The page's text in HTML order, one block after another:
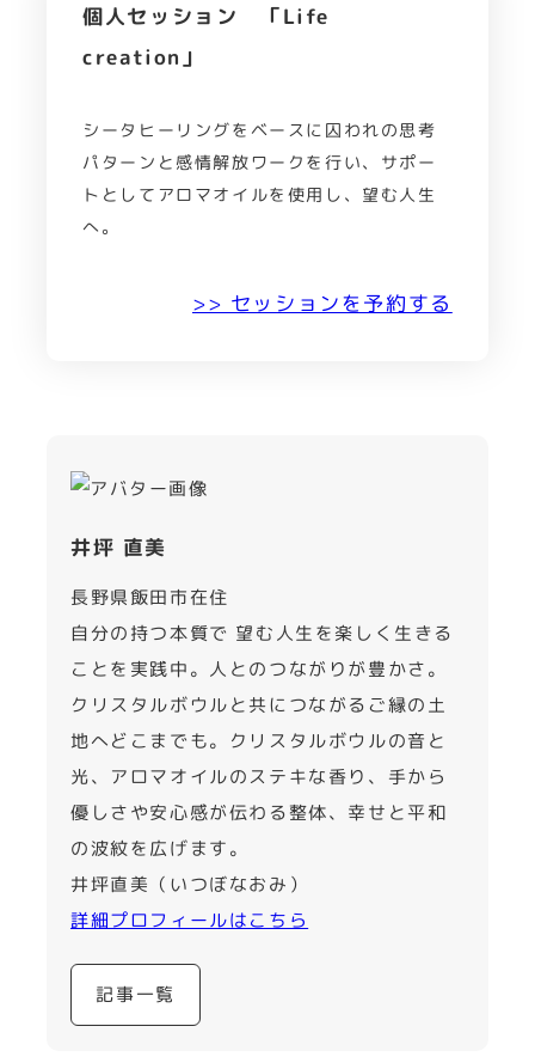
個人セッション 「Life
creation」
シータヒーリングをベースに囚われの思考
パターンと感情解放ワークを行い、サポー
トとしてアロマオイルを使用し、望む人生
へ。
>> セッションを予約する
井坪 直美
長野県飯田市在住
自分の持つ本質で 望む人生を楽しく生きる
ことを実践中。人とのつながりが豊かさ。
クリスタルボウルと共につながるご縁の土
地へどこまでも。クリスタルボウルの音と
光、アロマオイルのステキな香り、手から
優しさや安心感が伝わる整体、幸せと平和
の波紋を広げます。
井坪直美（いつぼなおみ）
詳細プロフィールはこちら
記事一覧